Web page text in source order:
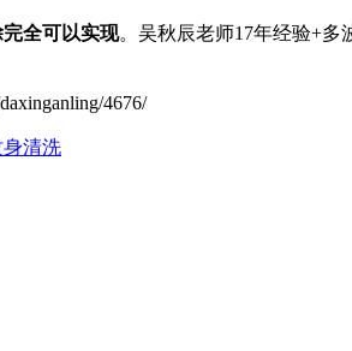
全可以实现。吴秋辰老师17年经验+多
4676/
清洗